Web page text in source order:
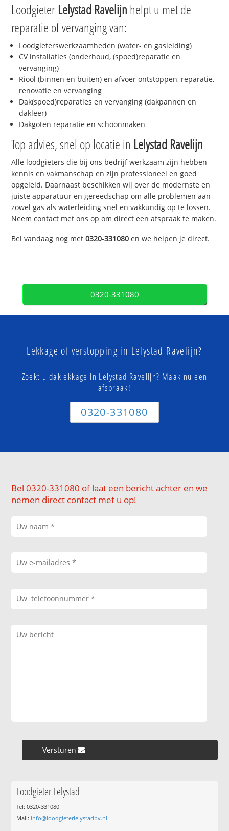
Loodgieter Lelystad Ravelijn helpt u met de
reparatie of vervanging van:
Loodgieterswerkzaamheden (water- en gasleiding)
CV installaties (onderhoud, (spoed)reparatie en
vervanging)
Riool (binnen en buiten) en afvoer ontstoppen, reparatie,
renovatie en vervanging
Dak(spoed)reparaties en vervanging (dakpannen en
dakleer)
Dakgoten reparatie en schoonmaken
Top advies, snel op locatie in Lelystad Ravelijn
Alle loodgieters die bij ons bedrijf werkzaam zijn hebben
kennis en vakmanschap en zijn professioneel en goed
opgeleid. Daarnaast beschikken wij over de modernste en
juiste apparatuur en gereedschap om alle problemen aan
zowel gas als waterleiding snel en vakkundig op te lossen.
Neem contact met ons op om direct een afspraak te maken.
Bel vandaag nog met0320-331080 en we helpen je direct.
0320-331080
Lekkage of verstopping in Lelystad Ravelijn?
Zoekt u daklekkage in Lelystad Ravelijn? Maak nu een
afspraak!
0320-331080
Bel 0320-331080 of laat een bericht achter en we
nemen direct contact met u op!
Versturen »
Loodgieter Lelystad
Tel: 0320-331080
Mail: info@loodgieterlelystadbv.nl